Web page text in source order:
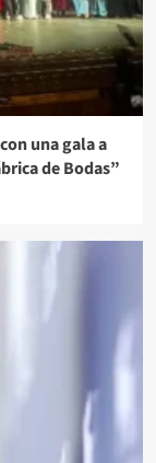
una gala a
de Bodas”